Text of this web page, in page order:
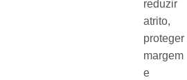
reduzir
atrito,
proteger
margem
e